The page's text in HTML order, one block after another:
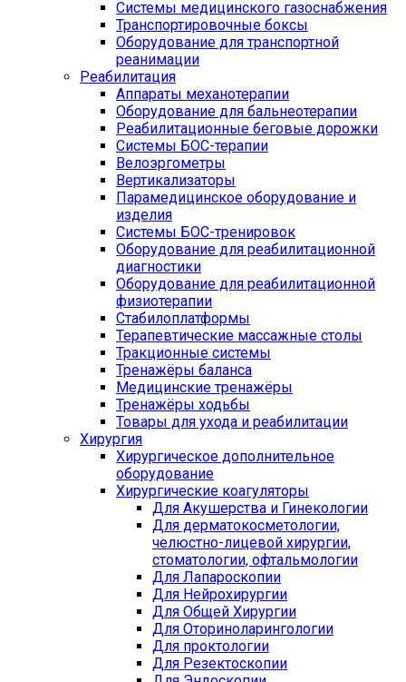
Системы медицинского газоснабжения
Транспортировочные боксы
Оборудование для транспортной
реанимации
Реабилитация
Аппараты механотерапии
Оборудование для бальнеотерапии
Реабилитационные беговые дорожки
Системы БОС-терапии
Велоэргометры
Вертикализаторы
Парамедицинское оборудование и
изделия
Системы БОС-тренировок
Оборудование для реабилитационной
диагностики
Оборудование для реабилитационной
физиотерапии
Стабилоплатформы
Терапевтические массажные столы
Тракционные системы
Тренажёры баланса
Медицинские тренажёры
Тренажёры ходьбы
Товары для ухода и реабилитации
Хирургия
Хирургическое дополнительное
оборудование
Хирургические коагуляторы
Для Акушерства и Гинекологии
Для дерматокосметологии,
челюстно-лицевой хирургии,
стоматологии, офтальмологии
Для Лапароскопии
Для Нейрохирургии
Для Общей Хирургии
Для Оториноларингологии
Для проктологии
Для Резектоскопии